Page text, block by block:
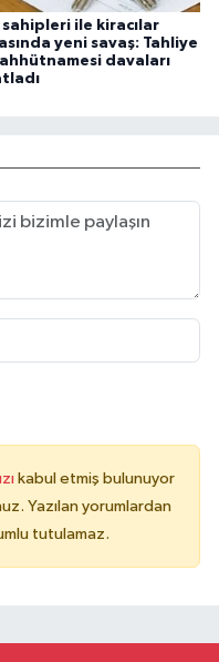
sahipleri ile kiracılar
yeni savaş: Tahliye
davaları
kabul etmiş bulunuyor
Yazılan yorumlardan
tutulamaz.